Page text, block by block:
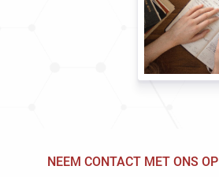
NEEM CONTACT MET ONS OP